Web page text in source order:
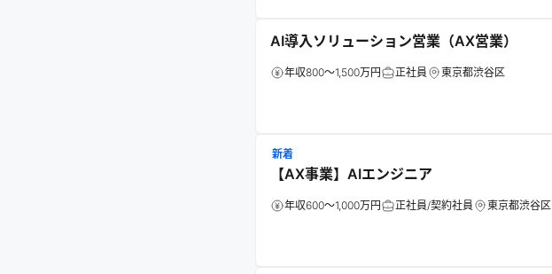
AI導入ソリューション営業（AX営業）
年収800～1,500万円 正社員 東京都渋谷区
新着
【AX事業】AIエンジニア
年収600～1,000万円 正社員/契約社員 東京都渋谷区